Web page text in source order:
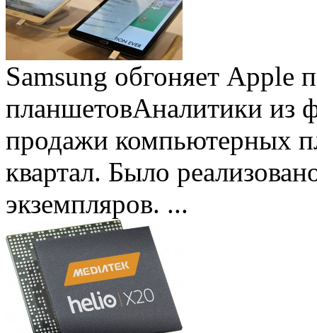
Samsung обгоняет Apple
планшетовАналитики из
продажи компьютерных
квартал. Было
экземпляров. ...